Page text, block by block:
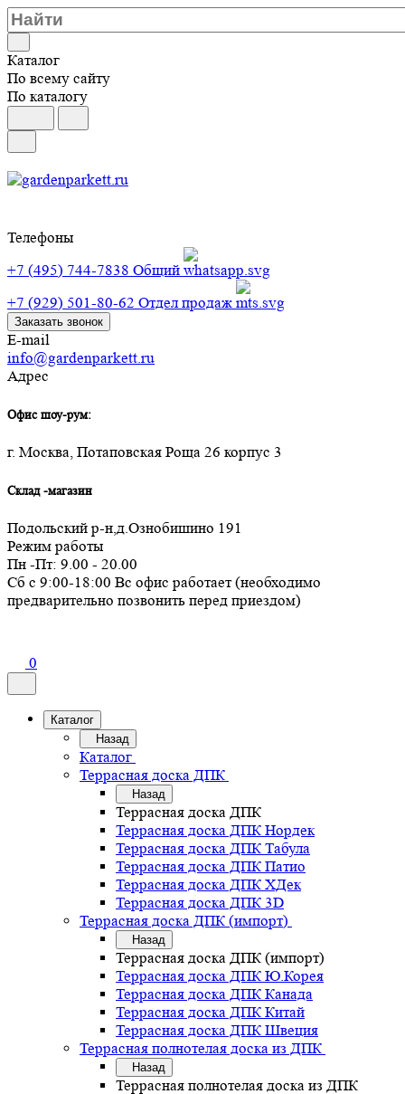
Каталог
По всему сайту
По каталогу
Телефоны
+7 (495) 744-7838 Общий
+7 (929) 501-80-62 Отдел продаж
Заказать звонок
E-mail
info@gardenparkett.ru
Адрес
Офис шоу-рум:
г. Москва, Потаповская Роща 26 корпус 3
Склад -магазин
Подольский р-н,д.Ознобишино 191
Режим работы
Пн -Пт: 9.00 - 20.00
Сб с 9:00-18:00 Вс офис работает (необходимо
предварительно позвонить перед приездом)
0
Каталог
Назад
Каталог
Террасная доска ДПК
Назад
Террасная доска ДПК
Террасная доска ДПК Нордек
Террасная доска ДПК Табула
Террасная доска ДПК Патио
Террасная доска ДПК ХДек
Террасная доска ДПК 3D
Террасная доска ДПК (импорт)
Назад
Террасная доска ДПК (импорт)
Террасная доска ДПК Ю.Корея
Террасная доска ДПК Канада
Террасная доска ДПК Китай
Террасная доска ДПК Швеция
Террасная полнотелая доска из ДПК
Назад
Террасная полнотелая доска из ДПК